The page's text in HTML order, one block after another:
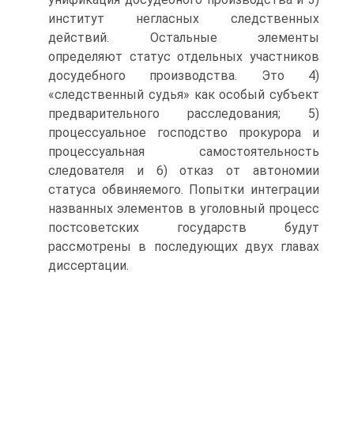
институт негласных следственных
действий. Остальные элементы
определяют статус отдельных участников
досудебного производства. Это 4)
«следственный судья» как особый субъект
предварительного расследования; 5)
процессуальное господство прокурора и
процессуальная самостоятельность
следователя и 6) отказ от автономии
статуса обвиняемого. Попытки интеграции
названных элементов в уголовный процесс
постсоветских государств будут
рассмотрены в последующих двух главах
диссертации.